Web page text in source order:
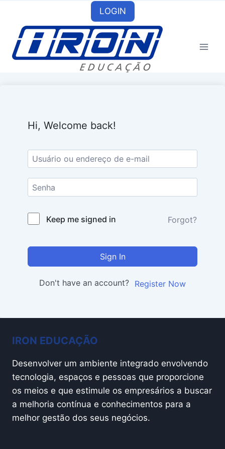
content
LOGIN
Hi, Welcome back!
Keep me signed in Forgot?
Sign In
Don't have an account? Register Now
IRON EDUCAÇÃO
Desenvolver um ambiente integrado envolvendo
tecnologia, espaços e pessoas que proporcione
os meios e que estimule os empresários a buscar
a melhoria contínua e conhecimentos para a
melhor gestão dos seus negócios.